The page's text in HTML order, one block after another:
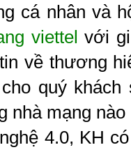
cá nhân và
viettel với
về thương
quý khách
nhà mạng
4.0, KH